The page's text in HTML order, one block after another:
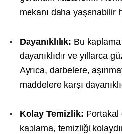
mekanı daha yaşanabilir
Dayanıklılık: Bu
dayanıklıdır ve yıllarca
Ayrıca, darbelere,
maddelere karşı
Kolay Temizlik: Portakal
kaplama, temizliği